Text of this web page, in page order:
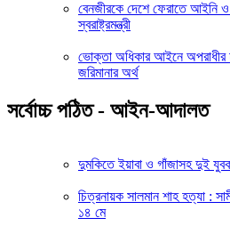
বেনজীরকে দেশে ফেরাতে আইনি ও
স্বরাষ্ট্রমন্ত্রী
ভোক্তা অধিকার আইনে অপরাধীর
জরিমানার অর্থ
সর্বোচ্চ পঠিত - আইন-আদালত
দুমকিতে ইয়াবা ও গাঁজাসহ দুই
চিত্রনায়ক সালমান শাহ হত্যা :
১৪ মে